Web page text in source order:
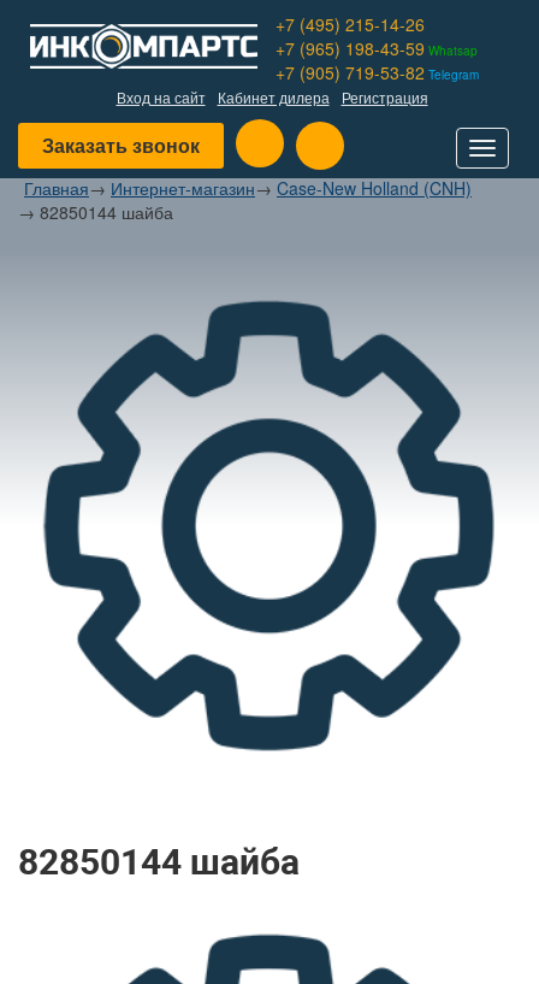
+7 (495) 215-14-26
+7 (965) 198-43-59 Whatsap
+7 (905) 719-53-82 Telegram
Вход на сайт Кабинет дилера Регистрация
Заказать звонок
Toggle
Главная→ Интернет-магазин→ Case-New Holland (CNH)
→ 82850144 шайба
82850144 шайба